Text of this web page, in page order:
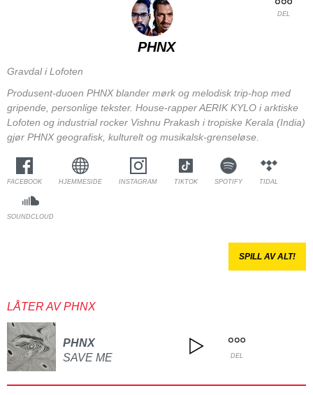
DEL
PHNX
Gravdal i Lofoten
Produsent-duoen PHNX blander mørk og melodisk trip-hop med
gripende, personlige tekster. House-rapper AERIK KYLO i arktiske
Lofoten og industrial rocker Vishnu Prakash i tropiske Kerala (India)
gjør PHNX geografisk, kulturelt og musikalsk-grenseløse.
FACEBOOK HJEMMESIDE INSTAGRAM TIKTOK SPOTIFY TIDAL
SOUNDCLOUD
SPILL AV ALT!
LÅTER AV PHNX
PHNX
SAVE ME
DEL